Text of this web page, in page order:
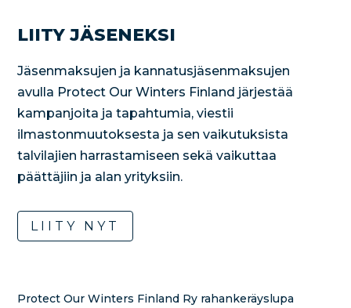
LIITY JÄSENEKSI
Jäsenmaksujen ja kannatusjäsenmaksujen
avulla Protect Our Winters Finland järjestää
kampanjoita ja tapahtumia, viestii
ilmastonmuutoksesta ja sen vaikutuksista
talvilajien harrastamiseen sekä vaikuttaa
päättäjiin ja alan yrityksiin.
LIITY NYT
Protect Our Winters Finland Ry rahankeräyslupa